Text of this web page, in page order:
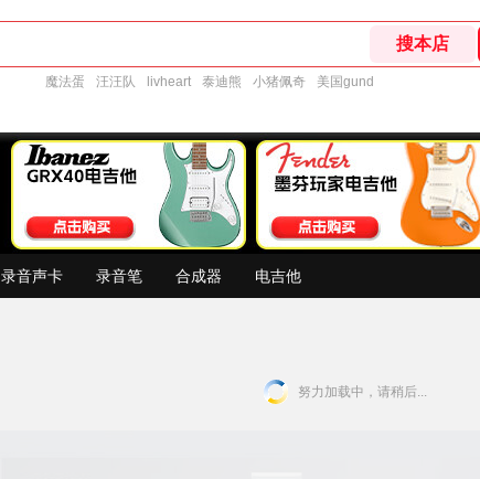
魔法蛋 汪汪队 livheart 泰迪熊 小猪佩奇 美国gund
录音声卡 录音笔 合成器 电吉他
努力加载中，请稍后...